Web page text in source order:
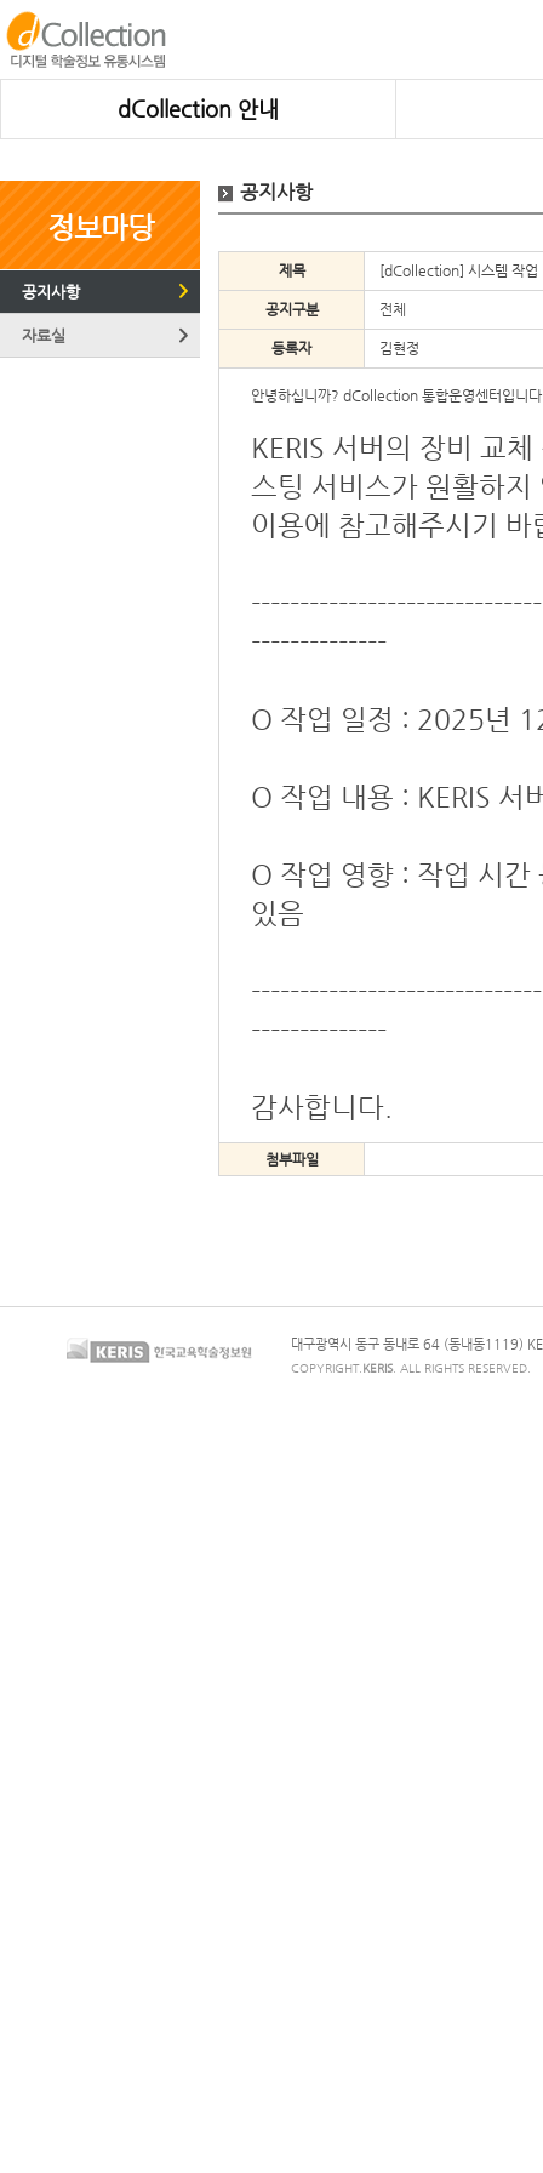
dCollection 안내
정보마당
공지사항
자료실
공지사항
제목 [dCollection] 시스템 작
공지구분 전체
등록자 김현정
안녕하십니까? dCollection 통합운영센터입니
KERIS 서버의 장비 교
스팅 서비스가 원활하
이용에 참고해주시기 바
--------------
O 작업 일정 : 2025년
O 작업 내용 : KERIS 서
O 작업 영향 : 작업 시간
있음
--------------
감사합니다.
첨부파일
대구광역시 동구 동내로 64 (동내동1119)
COPYRIGHT. KERIS . ALL RIGHTS RESERVED.